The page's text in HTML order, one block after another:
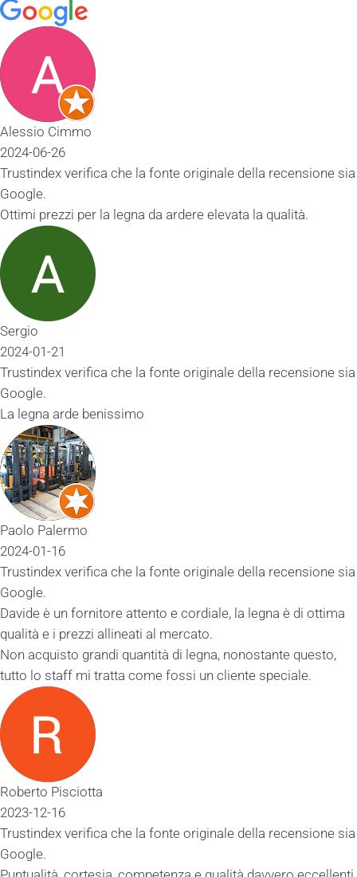
verifica che la fonte originale della recensione sia
per la legna da ardere elevata la qualità.
verifica che la fonte originale della recensione sia
benissimo
verifica che la fonte originale della recensione sia
fornitore attento e cordiale, la legna è di ottima
prezzi allineati al mercato.
grandi quantità di legna, nonostante questo,
mi tratta come fossi un cliente speciale.
verifica che la fonte originale della recensione sia